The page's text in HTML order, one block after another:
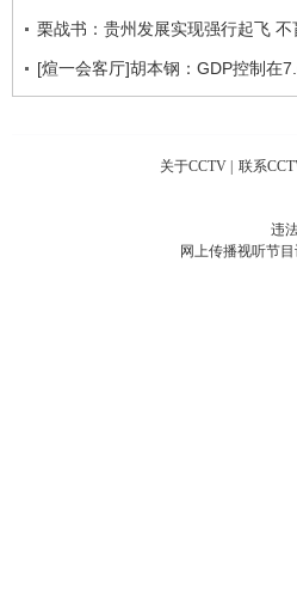
栗战书：贵州发展实现强行起飞 不
[煊一会客厅]胡本钢：GDP控制在
关于CCTV | 联系
违
网上传播视听节目